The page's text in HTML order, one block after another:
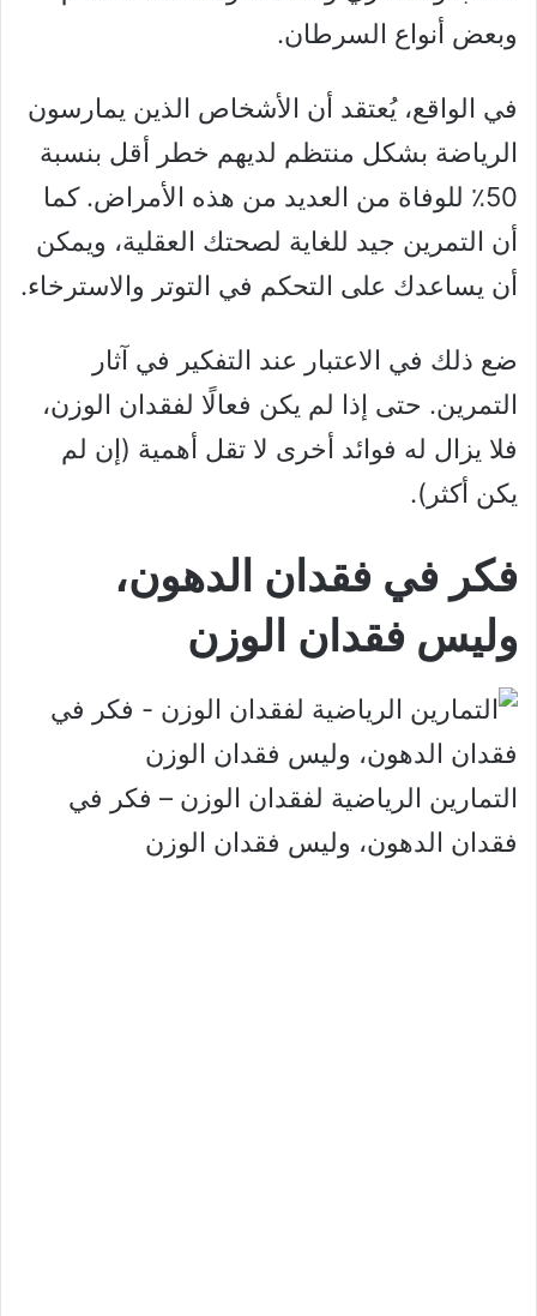
وبعض أنواع السرطان.
في الواقع، يُعتقد أن الأشخاص الذين يمارسون
الرياضة بشكل منتظم لديهم خطر أقل بنسبة
50٪ للوفاة من العديد من هذه الأمراض. كما
أن التمرين جيد للغاية لصحتك العقلية، ويمكن
أن يساعدك على التحكم في التوتر والاسترخاء.
ضع ذلك في الاعتبار عند التفكير في آثار
التمرين. حتى إذا لم يكن فعالًا لفقدان الوزن،
فلا يزال له فوائد أخرى لا تقل أهمية (إن لم
يكن أكثر).
فكر في فقدان الدهون،
وليس فقدان الوزن
التمارين الرياضية لفقدان الوزن – فكر في
فقدان الدهون، وليس فقدان الوزن